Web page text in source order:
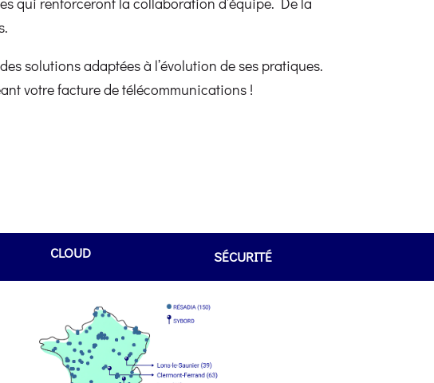
solutions adaptées à l’évolution de ses pratiques.
votre facture de télécommunications !
CLOUD SÉCURITÉ